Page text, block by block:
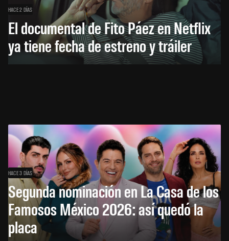
HACE 2 DÍAS
El documental de Fito Páez en Netflix
ya tiene fecha de estreno y tráiler
HACE 3 DÍAS
Segunda nominación en La Casa de los
Famosos México 2026: así quedó la
placa